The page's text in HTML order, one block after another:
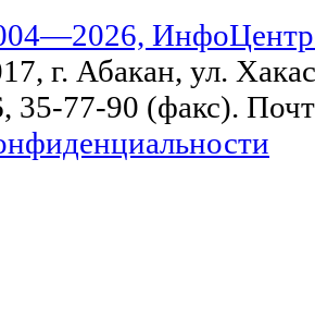
г. Абакан, ул.
35-77-90 (факс).